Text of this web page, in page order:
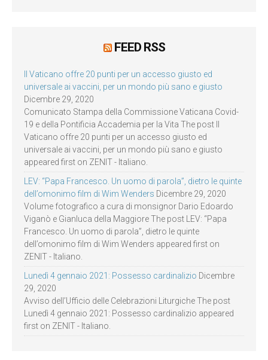
FEED RSS
Il Vaticano offre 20 punti per un accesso giusto ed
universale ai vaccini, per un mondo più sano e giusto
Dicembre 29, 2020
Comunicato Stampa della Commissione Vaticana Covid-
19 e della Pontificia Accademia per la Vita The post Il
Vaticano offre 20 punti per un accesso giusto ed
universale ai vaccini, per un mondo più sano e giusto
appeared first on ZENIT - Italiano.
LEV: “Papa Francesco. Un uomo di parola”, dietro le quinte
dell’omonimo film di Wim Wenders Dicembre 29, 2020
Volume fotografico a cura di monsignor Dario Edoardo
Viganò e Gianluca della Maggiore The post LEV: “Papa
Francesco. Un uomo di parola”, dietro le quinte
dell’omonimo film di Wim Wenders appeared first on
ZENIT - Italiano.
Lunedì 4 gennaio 2021: Possesso cardinalizio Dicembre
29, 2020
Avviso dell’Ufficio delle Celebrazioni Liturgiche The post
Lunedì 4 gennaio 2021: Possesso cardinalizio appeared
first on ZENIT - Italiano.